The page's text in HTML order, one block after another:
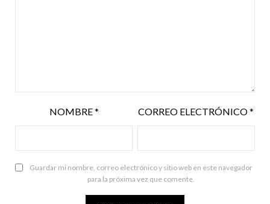
NOMBRE* CORREO ELECTRÓNICO*
Guardar mi nombre, correo electrónico y sitio web en este navegador
para la próxima vez que comente.